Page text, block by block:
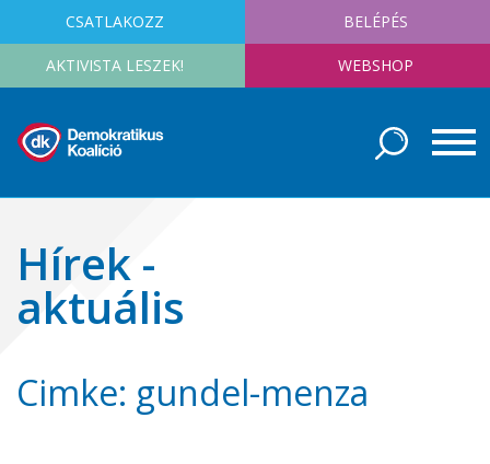
CSATLAKOZZ BELÉPÉS
AKTIVISTA LESZEK! WEBSHOP
Hírek -
aktuális
Cimke: gundel-menza